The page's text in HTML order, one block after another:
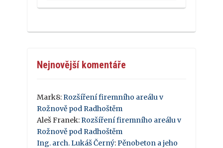
Nejnovější komentáře
Mark8:Rozšíření firemního areálu v
Rožnově pod Radhoštěm
Aleš Franek:Rozšíření firemního areálu v
Rožnově pod Radhoštěm
Ing. arch. Lukáš Černý:Pěnobeton a jeho